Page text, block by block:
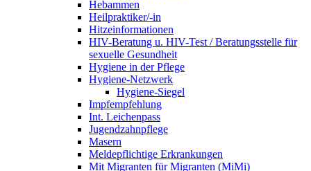
Hebammen
Heilpraktiker/-in
Hitzeinformationen
HIV-Beratung u. HIV-Test / Beratungsstelle für
sexuelle Gesundheit
Hygiene in der Pflege
Hygiene-Netzwerk
Hygiene-Siegel
Impfempfehlung
Int. Leichenpass
Jugendzahnpflege
Masern
Meldepflichtige Erkrankungen
Mit Migranten für Migranten (MiMi)